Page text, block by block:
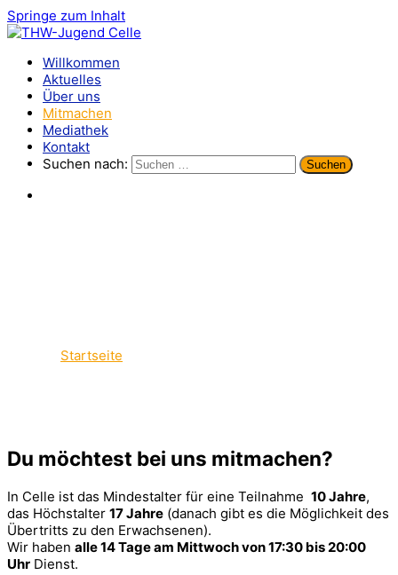
Springe zum Inhalt
THW-Jugend Celle
spielend helfen lernen
Willkommen
Aktuelles
Über uns
Mitmachen
Mediathek
Kontakt
Suchen nach:
Startseite
Du möchtest bei uns mitmachen?
In Celle ist das Mindestalter für eine Teilnahme 10 Jahre,
das Höchstalter 17 Jahre (danach gibt es die Möglichkeit des
Übertritts zu den Erwachsenen).
Wir haben alle 14 Tage am Mittwoch von 17:30 bis 20:00
Uhr Dienst.